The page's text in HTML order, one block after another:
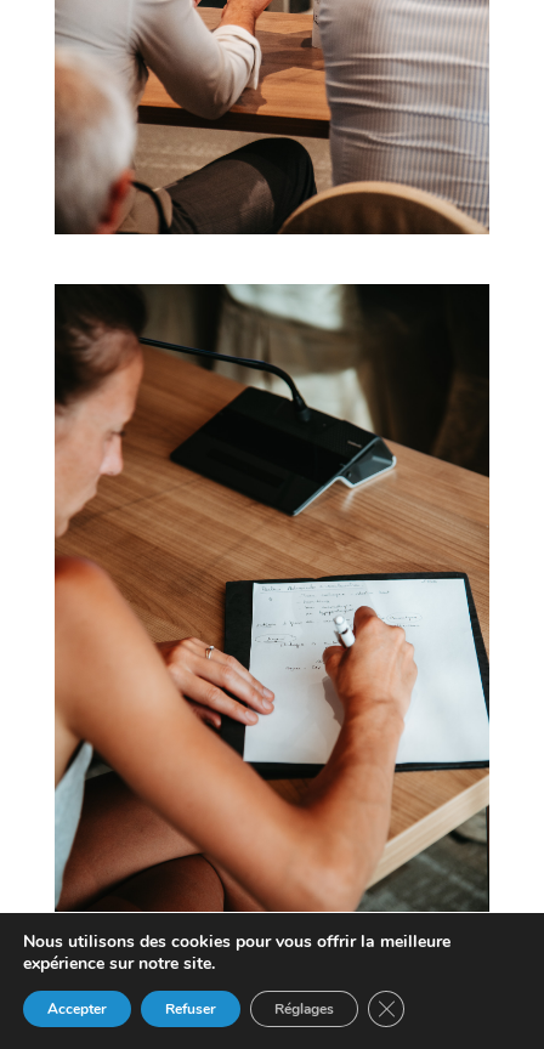
Nous utilisons des cookies pour vous offrir la meilleure
expérience sur notre site.
Accepter Refuser Réglages Fermer la bannière